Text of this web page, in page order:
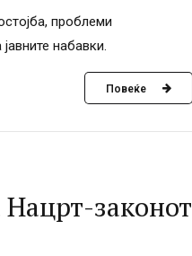
проблеми
набавки.
Повеќе
законот